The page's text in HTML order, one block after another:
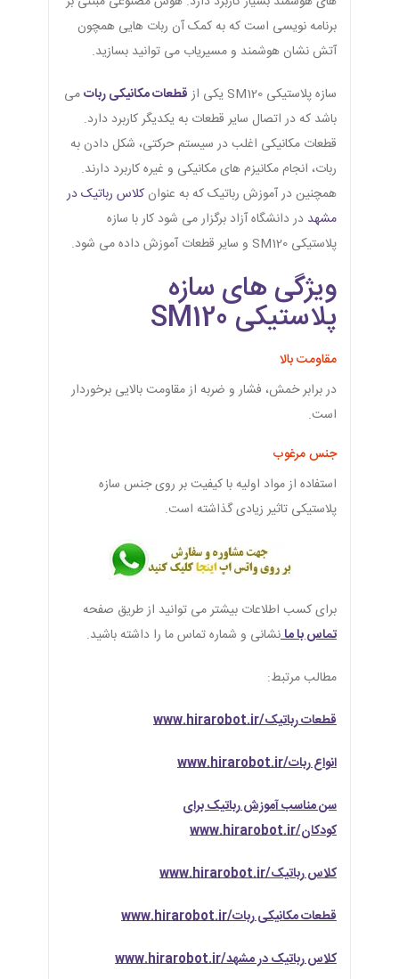
برنامه نویسی است که به کمک آن ربات هایی همچون
آتش نشان هوشمند و مسیریاب می توانید بسازید.
سازه پلاستیکی SM120 یکی از
قطعات مکانیکی رباتمی
باشد که در اتصال سایر قطعات به یکدیگر کاربرد دارد.
قطعات مکانیکی اغلب در سیستم حرکتی، شکل دادن به
ربات، انجام مکانیزم های مکانیکی و غیره کاربرد دارند.
همچنین در آموزش رباتیک که به عنوان کلاس رباتیک در
مشهد در دانشگاه آزاد برگزار می شود کار با سازه
پلاستیکی SM120 و سایر قطعات آموزش داده می شود.
ویژگی های سازه
پلاستیکی SM120
مقاومت بالا
در برابر خمش، فشار و ضربه از مقاومت بالایی برخوردار
است.
جنس مرغوب
استفاده از مواد اولیه با کیفیت بر روی جنس سازه
پلاستیکی تاثیر زیادی گذاشته است.
برای کسب اطلاعات بیشتر می توانید از طریق صفحه
تماس با مانشانی و شماره تماس ما را داشته باشید.
مطالب مرتبط:
قطعات رباتیک/www.hirarobot.ir
انواع ربات/www.hirarobot.ir
سن مناسب آموزش رباتیک برای
کودکان/www.hirarobot.ir
کلاس رباتیک/www.hirarobot.ir
قطعات مکانیکی ربات/www.hirarobot.ir
کلاس رباتیک در مشهد/www.hirarobot.ir